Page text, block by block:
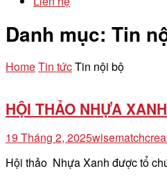
Danh mục: Tin
HomeTin tứcTin nội bộ
HỘI THẢO NHỰA
19 Tháng 2, 2025
Hội thảo Nhựa Xanh được tổ